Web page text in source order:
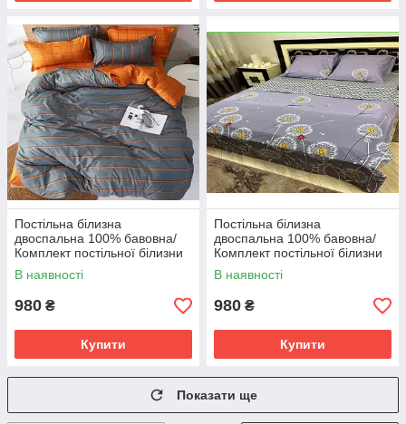
Постільна білизна
двоспальна 100% бавовна/
Комплект постільної білизни
бязь Голд Люкс
В наявності
980 ₴
Купити
Постільна білизна
двоспальна 100% бавовна/
Комплект постільної білизни
Бязь gold люкс
В наявності
980 ₴
Купити
Показати ще